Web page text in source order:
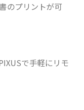
のプリントが可
で手軽にリモ